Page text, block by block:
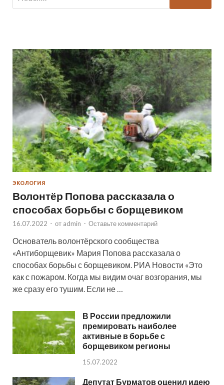
ЭКОЛОГИЯ
Волонтёр Попова рассказала о
способах борьбы с борщевиком
16.07.2022 - от admin - Оставьте комментарий
Основатель волонтёрского сообщества
«Антиборщевик» Мария Попова рассказала о
способах борьбы с борщевиком. РИА Новости «Это
как с пожаром. Когда мы видим очаг возгорания, мы
же сразу его тушим. Если не …
В России предложили
премировать наиболее
активные в борьбе с
борщевиком регионы
15.07.2022
Депутат Бурматов оценил идею